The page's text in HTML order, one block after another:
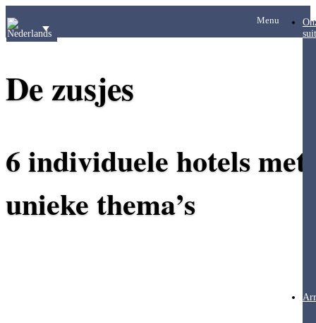
Menu
De zusjes
6 individuele hotels met
unieke thema’s